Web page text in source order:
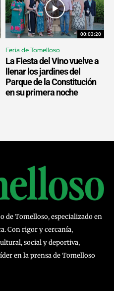
00:03:20
Feria de Tomelloso
La Fiesta del Vino vuelve a
llenar los jardines del
Parque de la Constitución
en su primera noche
de Tomelloso, especializado en
Con rigor y cercanía,
social y deportiva,
en la prensa de Tomelloso